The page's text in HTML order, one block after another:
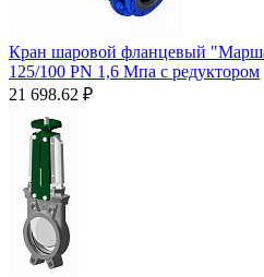
Кран шаровой фланцевый
125/100 PN 1,6 Мпа с редуктором
21 698.62 ₽